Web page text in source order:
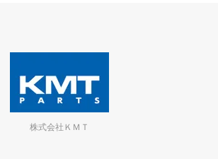
株式会社ＫＭＴ